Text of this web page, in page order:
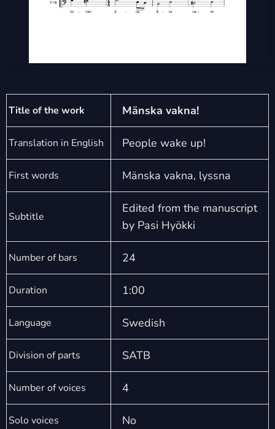
Title of the work Mänska vakna!
Translation in English People wake up!
First words Mänska vakna, lyssna
Subtitle
Edited from the manuscript
by Pasi Hyökki
Number of bars 24
Duration 1:00
Language Swedish
Division of parts SATB
Number of voices 4
Solo voices No